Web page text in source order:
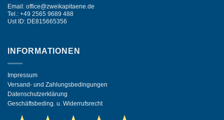
Email: office@zweikapitaene.de
Tel.: +49 2565 9689 488
Ust ID: DE815665356
INFORMATIONEN
Impressum
Versand- und Zahlungsbedingungen
Datenschutzerklärung
Geschäftsbeding. u. Widerrufsrecht